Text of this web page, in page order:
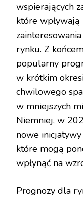
wspierających
które wpływają
rynku. Z
popularny
w krótkim
chwilowego
w mniejszych
Niemniej, w
nowe
które mogą
wpłynąć na
Prognozy dla